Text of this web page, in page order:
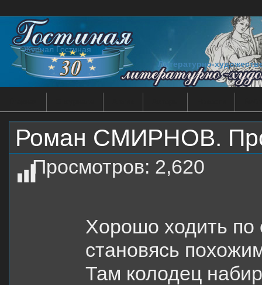
Журнал Гостиная
Литературно-
Роман СМИРНОВ.
Просмотров: 2,620
Хорошо ходить по
становясь
Там колодец